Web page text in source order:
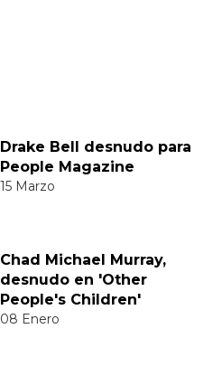
Drake Bell desnudo para
People Magazine
15 Marzo
Chad Michael Murray,
desnudo en 'Other
People's Children'
08 Enero